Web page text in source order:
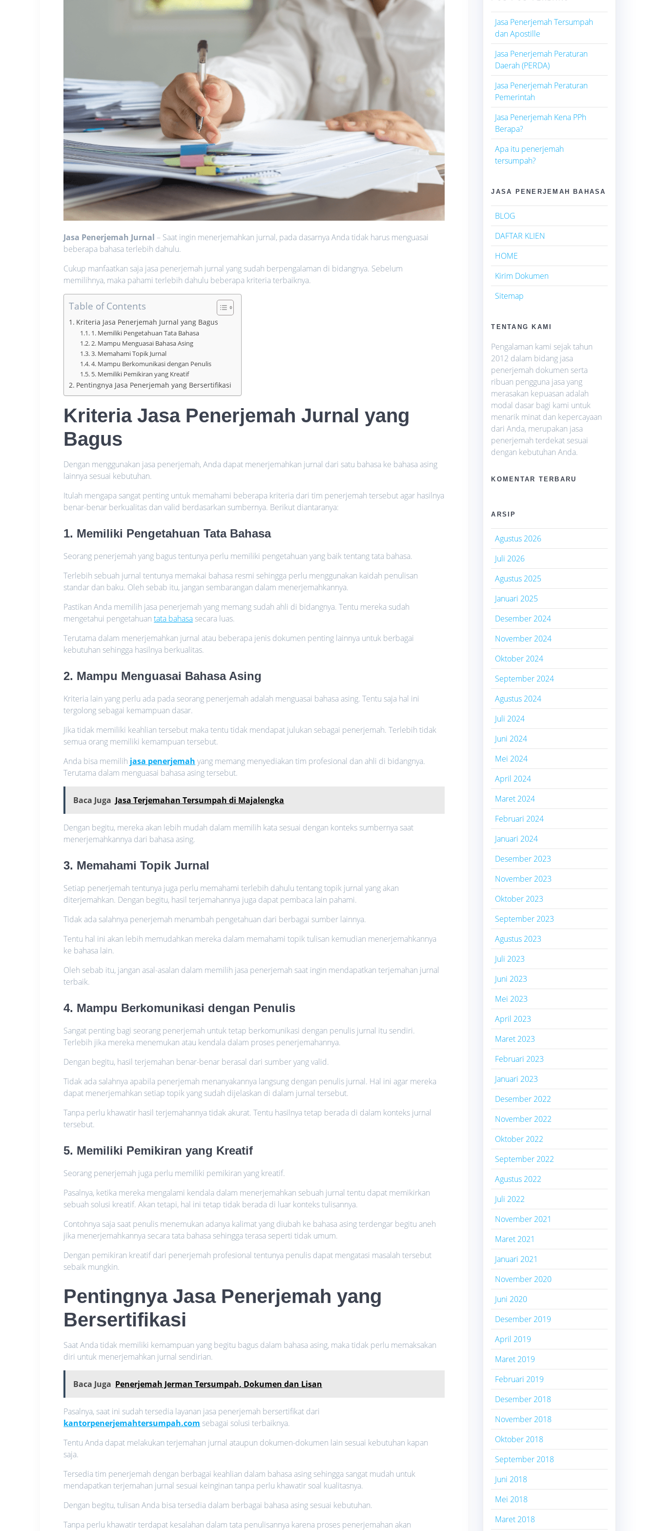
Jasa Penerjemah Jurnal – Saat ingin menerjemahkan jurnal, pada dasarnya Anda tidak harus menguasai
beberapa bahasa terlebih dahulu.
Cukup manfaatkan saja jasa penerjemah jurnal yang sudah berpengalaman di bidangnya. Sebelum
memilihnya, maka pahami terlebih dahulu beberapa kriteria terbaiknya.
Table of Contents
Kriteria Jasa Penerjemah Jurnal yang Bagus
1. Memiliki Pengetahuan Tata Bahasa
2. Mampu Menguasai Bahasa Asing
3. Memahami Topik Jurnal
4. Mampu Berkomunikasi dengan Penulis
5. Memiliki Pemikiran yang Kreatif
Pentingnya Jasa Penerjemah yang Bersertifikasi
KriteriaJasa Penerjemah Jurnalyang
Bagus
Dengan menggunakan jasa penerjemah, Anda dapat menerjemahkan jurnal dari satu bahasa ke bahasa asing
lainnya sesuai kebutuhan.
Itulah mengapa sangat penting untuk memahami beberapa kriteria dari tim penerjemah tersebut agar hasilnya
benar-benar berkualitas dan valid berdasarkan sumbernya. Berikut diantaranya:
1. Memiliki Pengetahuan Tata Bahasa
Seorang penerjemah yang bagus tentunya perlu memiliki pengetahuan yang baik tentang tata bahasa.
Terlebih sebuah jurnal tentunya memakai bahasa resmi sehingga perlu menggunakan kaidah penulisan
standar dan baku. Oleh sebab itu, jangan sembarangan dalam menerjemahkannya.
Pastikan Anda memilih jasa penerjemah yang memang sudah ahli di bidangnya. Tentu mereka sudah
mengetahui pengetahuantata bahasa secara luas.
Terutama dalam menerjemahkan jurnal atau beberapa jenis dokumen penting lainnya untuk berbagai
kebutuhan sehingga hasilnya berkualitas.
2. Mampu Menguasai Bahasa Asing
Kriteria lain yang perlu ada pada seorang penerjemah adalah menguasai bahasa asing. Tentu saja hal ini
tergolong sebagai kemampuan dasar.
Jika tidak memiliki keahlian tersebut maka tentu tidak mendapat julukan sebagai penerjemah. Terlebih tidak
semua orang memiliki kemampuan tersebut.
Anda bisa memilih jasa penerjemah yang memang menyediakan tim profesional dan ahli di bidangnya.
Terutama dalam menguasai bahasa asing tersebut.
Baca Juga Jasa Terjemahan Tersumpah di Majalengka
Dengan begitu, mereka akan lebih mudah dalam memilih kata sesuai dengan konteks sumbernya saat
menerjemahkannya dari bahasa asing.
3. Memahami Topik Jurnal
Setiap penerjemah tentunya juga perlu memahami terlebih dahulu tentang topik jurnal yang akan
diterjemahkan. Dengan begitu, hasil terjemahannya juga dapat pembaca lain pahami.
Tidak ada salahnya penerjemah menambah pengetahuan dari berbagai sumber lainnya.
Tentu hal ini akan lebih memudahkan mereka dalam memahami topik tulisan kemudian menerjemahkannya
ke bahasa lain.
Oleh sebab itu, jangan asal-asalan dalam memilih jasa penerjemah saat ingin mendapatkan terjemahan jurnal
terbaik.
4. Mampu Berkomunikasi dengan Penulis
Sangat penting bagi seorang penerjemah untuk tetap berkomunikasi dengan penulis jurnal itu sendiri.
Terlebih jika mereka menemukan atau kendala dalam proses penerjemahannya.
Dengan begitu, hasil terjemahan benar-benar berasal dari sumber yang valid.
Tidak ada salahnya apabila penerjemah menanyakannya langsung dengan penulis jurnal. Hal ini agar mereka
dapat menerjemahkan setiap topik yang sudah dijelaskan di dalam jurnal tersebut.
Tanpa perlu khawatir hasil terjemahannya tidak akurat. Tentu hasilnya tetap berada di dalam konteks jurnal
tersebut.
5. Memiliki Pemikiran yang Kreatif
Seorang penerjemah juga perlu memiliki pemikiran yang kreatif.
Pasalnya, ketika mereka mengalami kendala dalam menerjemahkan sebuah jurnal tentu dapat memikirkan
sebuah solusi kreatif. Akan tetapi, hal ini tetap tidak berada di luar konteks tulisannya.
Contohnya saja saat penulis menemukan adanya kalimat yang diubah ke bahasa asing terdengar begitu aneh
jika menerjemahkannya secara tata bahasa sehingga terasa seperti tidak umum.
Dengan pemikiran kreatif dari penerjemah profesional tentunya penulis dapat mengatasi masalah tersebut
sebaik mungkin.
Pentingnya Jasa Penerjemah yang
Bersertifikasi
Saat Anda tidak memiliki kemampuan yang begitu bagus dalam bahasa asing, maka tidak perlu memaksakan
diri untuk menerjemahkan jurnal sendirian.
Baca Juga Penerjemah Jerman Tersumpah, Dokumen dan Lisan
Pasalnya, saat ini sudah tersedia layanan jasa penerjemah bersertifikat dari
kantorpenerjemahtersumpah.com sebagai solusi terbaiknya.
Tentu Anda dapat melakukan terjemahan jurnal ataupun dokumen-dokumen lain sesuai kebutuhan kapan
saja.
Tersedia tim penerjemah dengan berbagai keahlian dalam bahasa asing sehingga sangat mudah untuk
mendapatkan terjemahan jurnal sesuai keinginan tanpa perlu khawatir soal kualitasnya.
Dengan begitu, tulisan Anda bisa tersedia dalam berbagai bahasa asing sesuai kebutuhan.
Tanpa perlu khawatir terdapat kesalahan dalam tata penulisannya karena proses penerjemahan akan
Jasa Penerjemah Tersumpah
dan Apostille
Jasa Penerjemah Peraturan
Daerah (PERDA)
Jasa Penerjemah Peraturan
Pemerintah
Jasa Penerjemah Kena PPh
Berapa?
Apa itu penerjemah
tersumpah?
JASA PENERJEMAH BAHASA
BLOG
DAFTAR KLIEN
HOME
Kirim Dokumen
Sitemap
TENTANG KAMI
Pengalaman kami sejak tahun
2012 dalam bidang jasa
penerjemah dokumen serta
ribuan pengguna jasa yang
merasakan kepuasan adalah
modal dasar bagi kami untuk
menarik minat dan kepercayaan
dari Anda, merupakan jasa
penerjemah terdekat sesuai
dengan kebutuhan Anda.
KOMENTAR TERBARU
ARSIP
Agustus 2026
Juli 2026
Agustus 2025
Januari 2025
Desember 2024
November 2024
Oktober 2024
September 2024
Agustus 2024
Juli 2024
Juni 2024
Mei 2024
April 2024
Maret 2024
Februari 2024
Januari 2024
Desember 2023
November 2023
Oktober 2023
September 2023
Agustus 2023
Juli 2023
Juni 2023
Mei 2023
April 2023
Maret 2023
Februari 2023
Januari 2023
Desember 2022
November 2022
Oktober 2022
September 2022
Agustus 2022
Juli 2022
November 2021
Maret 2021
Januari 2021
November 2020
Juni 2020
Desember 2019
April 2019
Maret 2019
Februari 2019
Desember 2018
November 2018
Oktober 2018
September 2018
Juni 2018
Mei 2018
Maret 2018